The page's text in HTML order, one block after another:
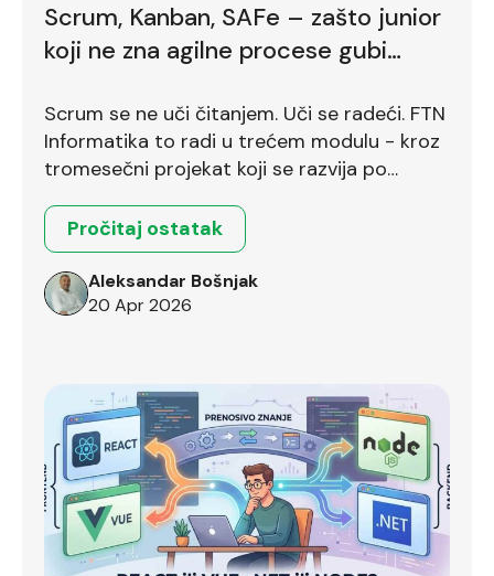
Scrum, Kanban, SAFe – zašto junior
koji ne zna agilne procese gubi
Scrum se ne uči čitanjem. Uči se radeći. FTN
Informatika to radi u trećem modulu - kroz
tromesečni projekat koji se razvija po
Pročitaj ostatak
Aleksandar Bošnjak
20 Apr 2026